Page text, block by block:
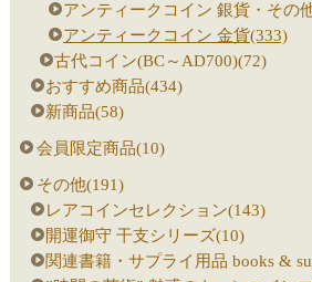
アンティークコイン 銀貨・その
アンティークコイン 金貨(333)
古代コイン(BC～AD700)(72)
おすすめ商品(434)
新商品(58)
会員限定商品(10)
その他(191)
レアコインセレクション(143)
開運御守 干支シリーズ(10)
関連書籍・サプライ用品 books &